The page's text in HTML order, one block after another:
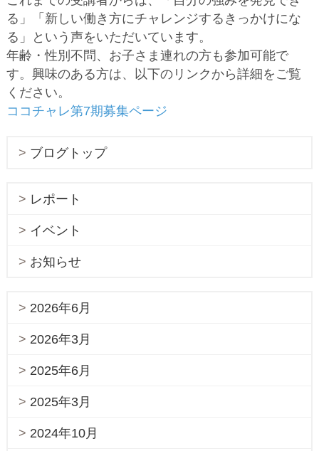
る」「新しい働き方にチャレンジするきっかけにな
る」という声をいただいています。
年齢・性別不問、お子さま連れの方も参加可能で
す。興味のある方は、以下のリンクから詳細をご覧
ください。
ココチャレ第7期募集ページ
ブログトップ
レポート
イベント
お知らせ
2026年6月
2026年3月
2025年6月
2025年3月
2024年10月